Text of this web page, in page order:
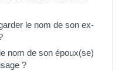
le nom de son ex-
nom de son époux(se)
?